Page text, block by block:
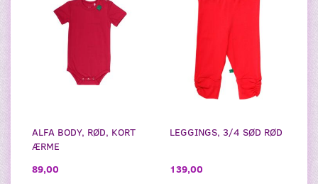
ALFA BODY, RØD, KORT
ÆRME
89,00
LEGGINGS, 3/4 SØD RØD
139,00